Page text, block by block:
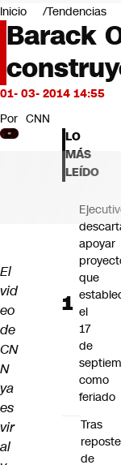
Negocios
Deportes
Programas
Cultura
Servicios
Bits
CNN Data
CNN tiempo
Futuro 360
Inicio Tendencias
Barack
01- 03- 2014 14:55
Por CNN
El
vid
eo
de
CN
N
ya
es
vir
al
LO
MÁS
LEÍDO
apoyar
que
el
17
de
como
feriado
Tras
de